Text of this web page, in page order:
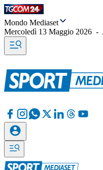
Mondo Mediaset
Mercoledì 13 Maggio 2026 -